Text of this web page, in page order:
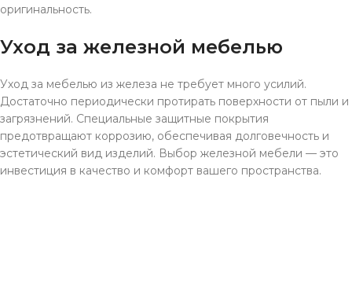
оригинальность.
Уход за железной мебелью
Уход за мебелью из железа не требует много усилий.
Достаточно периодически протирать поверхности от пыли и
загрязнений. Специальные защитные покрытия
предотвращают коррозию, обеспечивая долговечность и
эстетический вид изделий. Выбор железной мебели — это
инвестиция в качество и комфорт вашего пространства.